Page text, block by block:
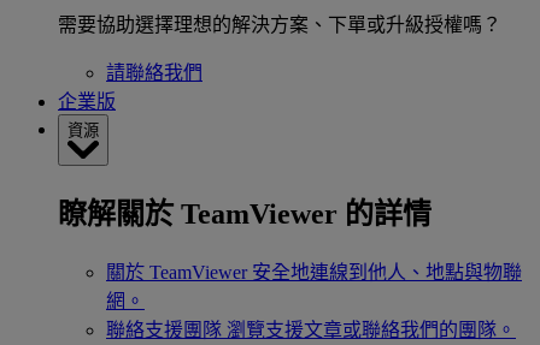
需要協助選擇理想的解決方案、下單或升級授權嗎？
請聯絡我們
企業版
資源
瞭解關於 TeamViewer 的詳情
關於 TeamViewer 安全地連線到他人、地點與物聯
網。
聯絡支援團隊 瀏覽支援文章或聯絡我們的團隊。